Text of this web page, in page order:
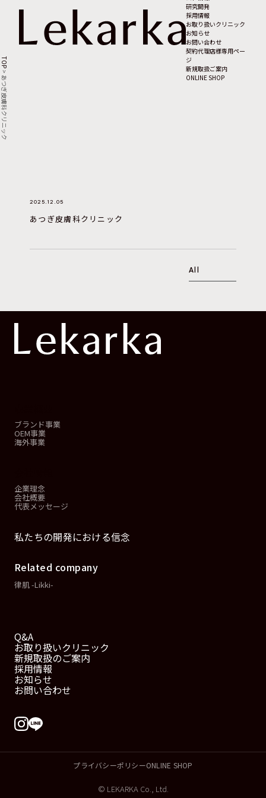
研究開発
採用情報
お取り扱いクリニック
お知らせ
お問い合わせ
契約代理店様専用ペー
ジ
新規取扱ご案内
ONLINE SHOP
TOP
>
あつぎ皮膚科クリニック
2025.12.05
あつぎ皮膚科クリニック
All
ブランド事業
OEM事業
海外事業
企業理念
会社概要
代表メッセージ
私たちの開発における信念
Related company
律肌 -Likki-
Q&A
お取り扱いクリニック
新規取扱のご案内
採用情報
お知らせ
お問い合わせ
プライバシーポリシーONLINE SHOP
© LEKARKA Co., Ltd.